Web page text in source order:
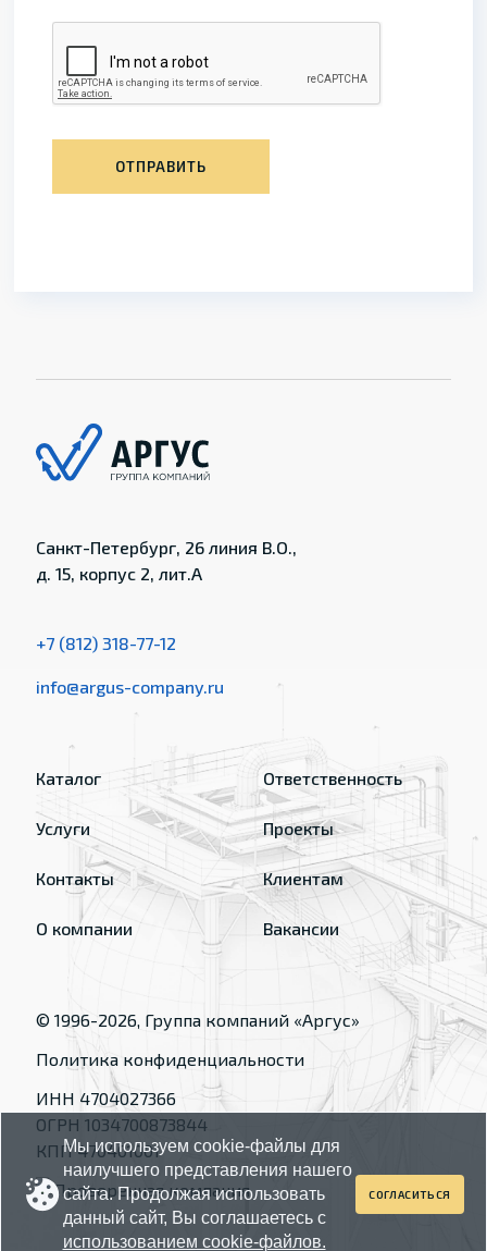
ОТПРАВИТЬ
Санкт-Петербург, 26 линия В.О.,
д. 15, корпус 2, лит.А
+7 (812) 318-77-12
info@argus-company.ru
Каталог
Услуги
Контакты
О компании
Ответственность
Проекты
Клиентам
Вакансии
© 1996-2026, Группа компаний «Аргус»
Политика конфиденциальности
ИНН 4704027366
ОГРН 1034700873844
КПП 470401001
Мы используем cookie-файлы для
наилучшего представления нашего
сайта. Продолжая использовать
данный сайт, Вы соглашаетесь с
использованием cookie-файлов.
СОГЛАСИТЬСЯ